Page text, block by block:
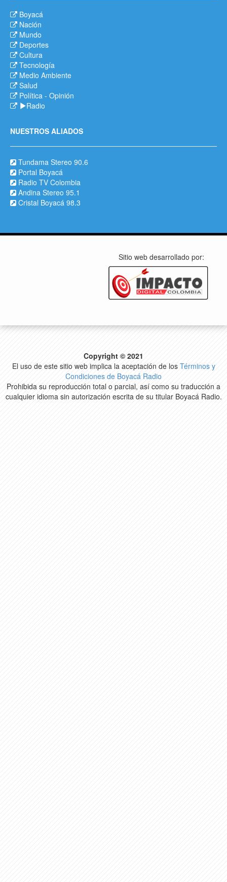
Boyacá
Nación
Mundo
Deportes
Cultura
Tecnología
Medio Ambiente
Salud
Política - Opinión
Radio
NUESTROS ALIADOS
Tundama Stereo 90.6
Portal Boyacá
Radio TV Colombia
Andina Stereo 95.1
Cristal Boyacá 98.3
Sitio web desarrollado por:
Copyright © 2021
El uso de este sitio web implica la aceptación de los Términos y
Condiciones de Boyacá Radio
Prohibida su reproducción total o parcial, así como su traducción a
cualquier idioma sin autorización escrita de su titular Boyacá Radio.